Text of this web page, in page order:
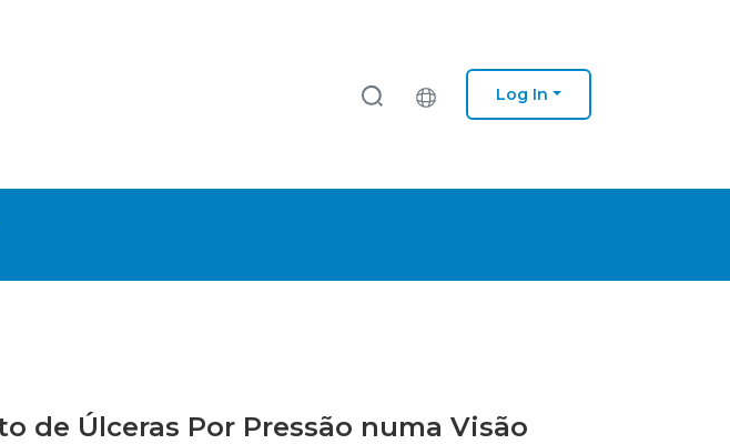
Log In
de Úlceras Por Pressão numa Visão